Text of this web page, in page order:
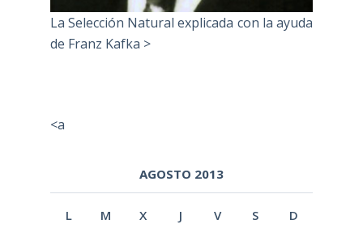
La Selección Natural explicada con la ayuda
de Franz Kafka >
<a
AGOSTO 2013
L M X J V S D